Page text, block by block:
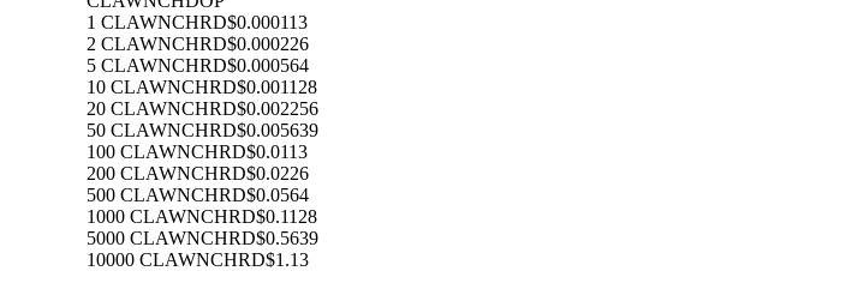
1 CLAWNCHRD$0.000113
2 CLAWNCHRD$0.000226
5 CLAWNCHRD$0.000564
10 CLAWNCHRD$0.001128
20 CLAWNCHRD$0.002256
50 CLAWNCHRD$0.005639
100 CLAWNCHRD$0.0113
200 CLAWNCHRD$0.0226
500 CLAWNCHRD$0.0564
1000 CLAWNCHRD$0.1128
5000 CLAWNCHRD$0.5639
10000 CLAWNCHRD$1.13